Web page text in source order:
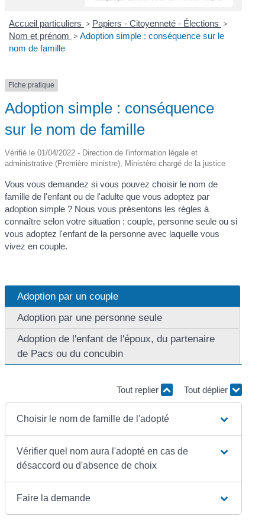
Accueil particuliers > Papiers - Citoyenneté - Élections >
Nom et prénom > Adoption simple : conséquence sur le
nom de famille
Fiche pratique
Adoption simple : conséquence
sur le nom de famille
Vérifié le 01/04/2022 - Direction de l'information légale et
administrative (Première ministre), Ministère chargé de la justice
Vous vous demandez si vous pouvez choisir le nom de
famille de l'enfant ou de l'adulte que vous adoptez par
adoption simple ? Nous vous présentons les règles à
connaître selon votre situation : couple, personne seule ou si
vous adoptez l'enfant de la personne avec laquelle vous
vivez en couple.
Adoption par un couple
Adoption par une personne seule
Adoption de l'enfant de l'époux, du partenaire
de Pacs ou du concubin
Tout replier Tout déplier
Choisir le nom de famille de l'adopté
Vérifier quel nom aura l'adopté en cas de
désaccord ou d'absence de choix
Faire la demande